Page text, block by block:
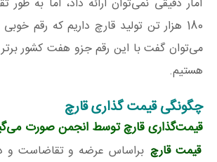
آمار دقیقی نمی‌توان ارائه داد، اما به طور
180 هزار تن تولید قارچ داریم که رقم
می‌توان گفت با این رقم جزو هفت کشور برتر
هستیم.
چگونگی قیمت گذاری قارچ
قیمت‌گذاری قارچ توسط انجمن صورت
قیمت قارچ براساس عرضه و تقاضاست و